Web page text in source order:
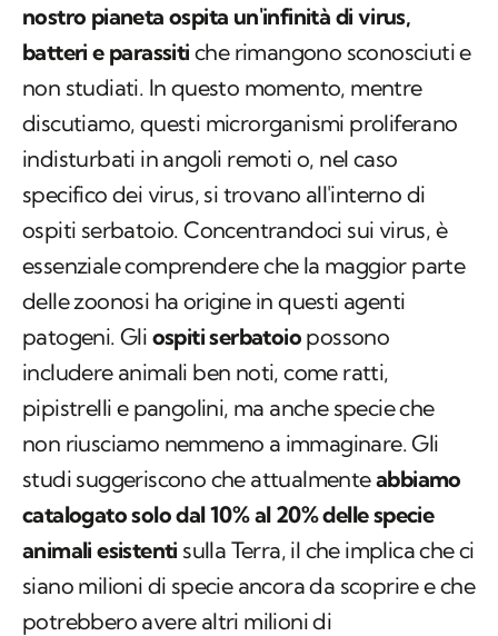
nostro pianeta ospita un'infinità di virus,
batteri e parassiti che rimangono sconosciuti e
non studiati. In questo momento, mentre
discutiamo, questi microrganismi proliferano
indisturbati in angoli remoti o, nel caso
specifico dei virus, si trovano all'interno di
ospiti serbatoio. Concentrandoci sui virus, è
essenziale comprendere che la maggior parte
delle zoonosi ha origine in questi agenti
patogeni. Gli ospiti serbatoio possono
includere animali ben noti, come ratti,
pipistrelli e pangolini, ma anche specie che
non riusciamo nemmeno a immaginare. Gli
studi suggeriscono che attualmenteabbiamo
catalogato solo dal 10% al 20% delle specie
animali esistenti sulla Terra, il che implica che ci
siano milioni di specie ancora da scoprire e che
potrebbero avere altri milioni di